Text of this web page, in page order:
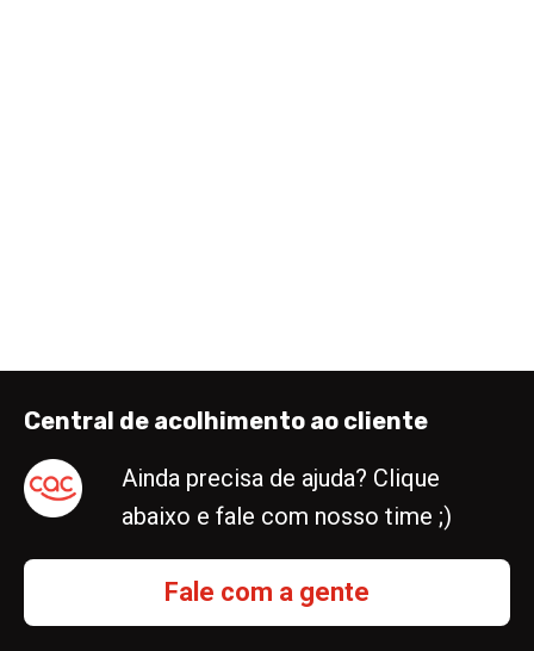
Central de acolhimento ao cliente
Ainda precisa de ajuda? Clique
abaixo e fale com nosso time ;)
Fale com a gente